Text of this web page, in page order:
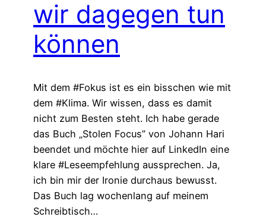
wir dagegen tun
können
Mit dem #Fokus ist es ein bisschen wie mit
dem #Klima. Wir wissen, dass es damit
nicht zum Besten steht. Ich habe gerade
das Buch „Stolen Focus” von Johann Hari
beendet und möchte hier auf LinkedIn eine
klare #Leseempfehlung aussprechen. Ja,
ich bin mir der Ironie durchaus bewusst.
Das Buch lag wochenlang auf meinem
Schreibtisch…